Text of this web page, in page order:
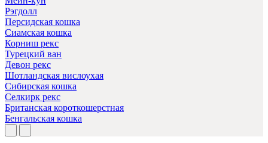
Рэгдолл
Персидская кошка
Сиамская кошка
Корниш рекс
Турецкий ван
Девон рекс
Шотландская вислоухая
Сибирская кошка
Селкирк рекс
Британская короткошерстная
Бенгальская кошка